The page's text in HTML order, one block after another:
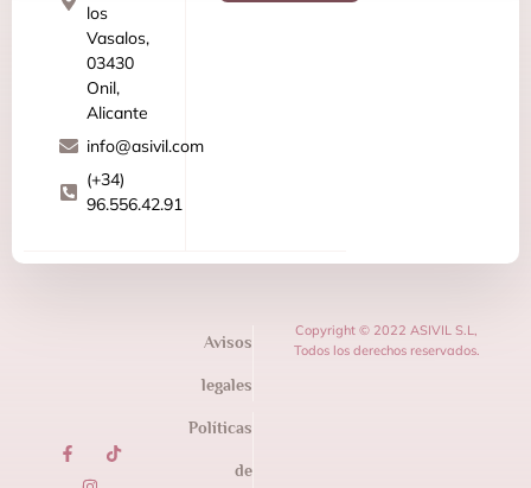
los
Vasalos,
03430
Onil,
Alicante
info@asivil.com
(+34)
96.556.42.91
Avisos
legales
Políticas
de
Copyright © 2022 ASIVIL S.L,
Todos los derechos reservados.